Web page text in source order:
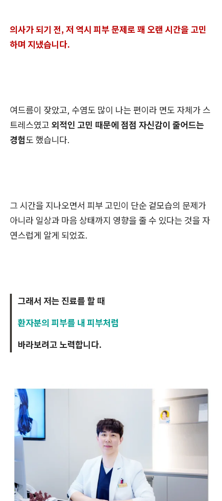
의사가 되기 전, 저 역시 피부 문제로 꽤 오랜 시간을 고민
하며 지냈습니다.
여드름이 잦았고, 수염도 많이 나는 편이라 면도 자체가 스
트레스였고 외적인 고민 때문에 점점 자신감이 줄어드는
경험도 했습니다.
그 시간을 지나오면서 피부 고민이 단순 겉모습의 문제가
아니라 일상과 마음 상태까지 영향을 줄 수 있다는 것을 자
연스럽게 알게 되었죠.
그래서 저는 진료를 할 때
환자분의 피부를 내 피부처럼
바라보려고 노력합니다.